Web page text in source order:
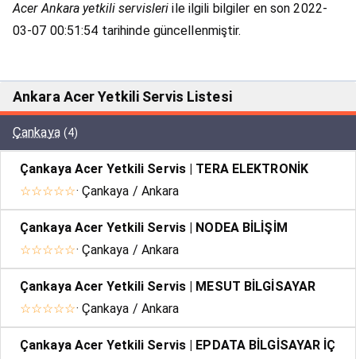
Acer Ankara yetkili servisleri ile ilgili bilgiler en son 2022-
03-07 00:51:54 tarihinde güncellenmiştir.
Ankara Acer Yetkili Servis Listesi
Çankaya (4)
Çankaya Acer Yetkili Servis | TERA ELEKTRONİK
☆☆☆☆☆· Çankaya / Ankara
Çankaya Acer Yetkili Servis | NODEA BİLİŞİM
☆☆☆☆☆· Çankaya / Ankara
Çankaya Acer Yetkili Servis | MESUT BİLGİSAYAR
☆☆☆☆☆· Çankaya / Ankara
Çankaya Acer Yetkili Servis | EPDATA BİLGİSAYAR İÇ